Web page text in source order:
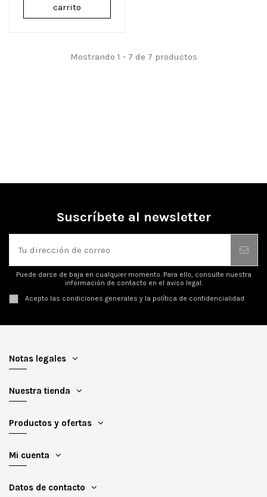
carrito
Mostrando 1 - 7 de 7 productos
Suscríbete al newsletter
Puede darse de baja en cualquier momento. Para ello, consulte nuestra
información de contacto en el aviso legal.
Acepto las condiciones generales y la política de confidencialidad
Notas legales
Nuestra tienda
Productos y ofertas
Mi cuenta
Datos de contacto